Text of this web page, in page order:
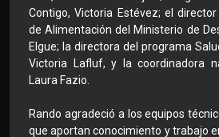
Contigo, Victoria Estévez; el
de Alimentación del Ministerio de
Elgue; la directora del programa
Victoria Lafluf, y la coordinadora
Laura Fazio.
Rando agradeció a los equipos
que aportan conocimiento y trabajo